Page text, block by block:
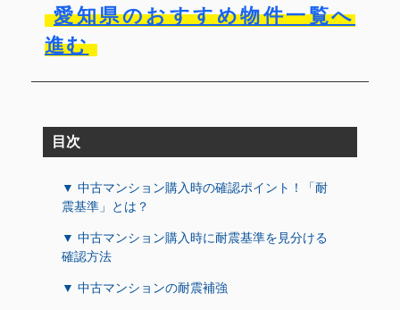
愛知県のおすすめ物件一覧へ
進む
目次
▼ 中古マンション購入時の確認ポイント！「耐
震基準」とは？
▼ 中古マンション購入時に耐震基準を見分ける
確認方法
▼ 中古マンションの耐震補強